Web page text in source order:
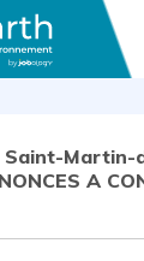
Saint-Martin-
A